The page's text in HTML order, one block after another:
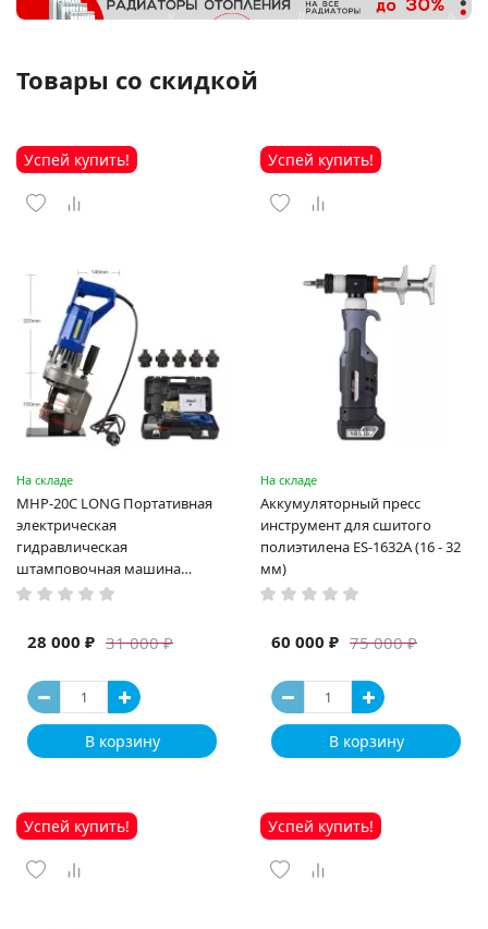
Товары со скидкой
Успей купить!
На складе
MHP-20C LONG Портативная
электрическая
гидравлическая
штамповочная машина
высокая мощность и мощный
машина
31 000 ₽
28 000 ₽
В корзину
Успей купить!
На складе
Аккумуляторный пресс
инструмент для сшитого
полиэтилена ES-1632A (16 - 32
мм)
75 000 ₽
60 000 ₽
В корзину
Успей купить! Успей купить!